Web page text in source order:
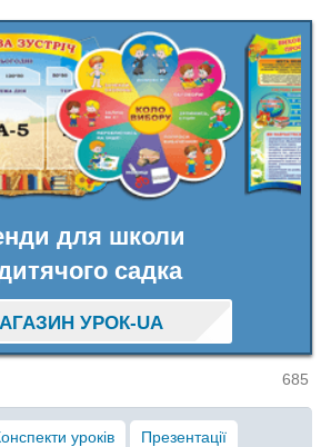
для школи
садка
УРОК-UA
685
уроків Презентації